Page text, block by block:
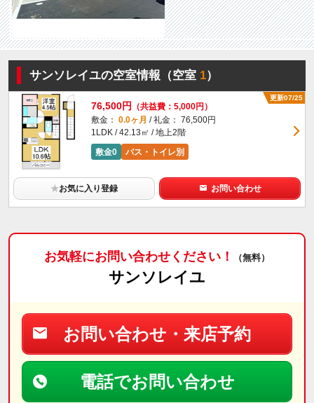
サンソレイユの空室情報（空室1）
更新07/25
76,500円
（共益費：5,000円）
敷金： 0.0ヶ月 / 礼金： 76,500円
1LDK / 42.13㎡ / 地上2階
敷金0
バス・トイレ別
★お気に入り登録 お問い合わせ
お気軽にお問い合わせください！ （無料）
サンソレイユ
お問い合わせ・来店予約
電話でお問い合わせ